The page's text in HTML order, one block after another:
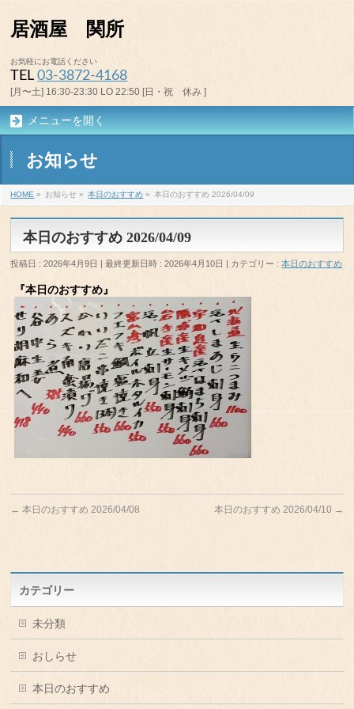
居酒屋 関所
お気軽にお電話ください
TEL03-3872-4168
[月〜土] 16:30-23:30 LO 22:50 [日・祝 休み ]
メニューを開く
お知らせ
HOME » お知らせ » 本日のおすすめ » 本日のおすすめ 2026/04/09
本日のおすすめ 2026/04/09
投稿日 : 2026年4月9日 最終更新日時 : 2026年4月10日 カテゴリー :本日のおすすめ
『本日のおすすめ』
← 本日のおすすめ 2026/04/08 本日のおすすめ 2026/04/10 →
カテゴリー
未分類
おしらせ
本日のおすすめ